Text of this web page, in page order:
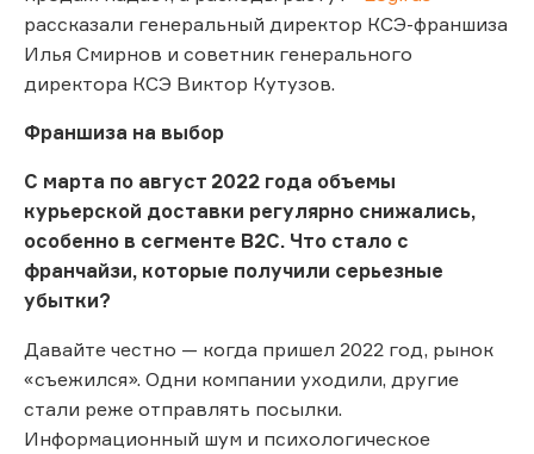
рассказали генеральный директор КСЭ-франшиза
Илья Смирнов и советник генерального
директора КСЭ Виктор Кутузов.
Франшиза на выбор
С марта по август 2022 года объемы
курьерской доставки регулярно снижались,
особенно в сегменте В2С. Что стало с
франчайзи, которые получили серьезные
убытки?
Давайте честно — когда пришел 2022 год, рынок
«съежился». Одни компании уходили, другие
стали реже отправлять посылки.
Информационный шум и психологическое